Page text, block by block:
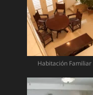
Habitación Familiar